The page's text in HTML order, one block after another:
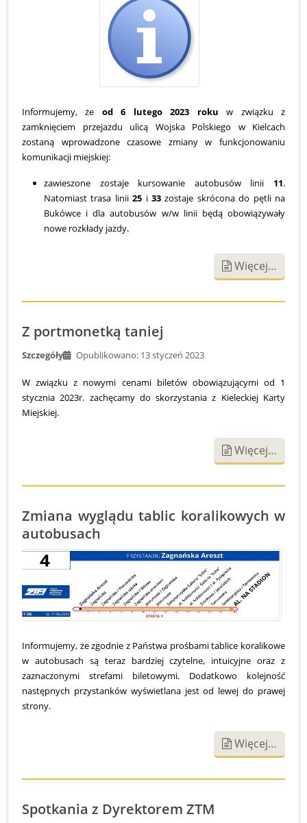
Informujemy, że od 6 lutego 2023 roku w związku z
zamknięciem przejazdu ulicą Wojska Polskiego w Kielcach
zostaną wprowadzone czasowe zmiany w funkcjonowaniu
komunikacji miejskiej:
zawieszone zostaje kursowanie autobusów linii 11.
Natomiast trasa linii25 i33 zostaje skrócona do pętli na
Bukówce i dla autobusów w/w linii będą obowiązywały
nowe rozkłady jazdy.
Więcej…
Z portmonetką taniej
Szczegóły Opublikowano: 13 styczeń 2023
W związku z nowymi cenami biletów obowiązującymi od 1
stycznia 2023r. zachęcamy do skorzystania z Kieleckiej Karty
Miejskiej.
Więcej…
Zmiana wyglądu tablic koralikowych w
autobusach
Informujemy, że zgodnie z Państwa prośbami tablice koralikowe
w autobusach są teraz bardziej czytelne, intuicyjne oraz z
zaznaczonymi strefami biletowymi. Dodatkowo kolejność
następnych przystanków wyświetlana jest od lewej do prawej
strony.
Więcej…
Spotkania z Dyrektorem ZTM